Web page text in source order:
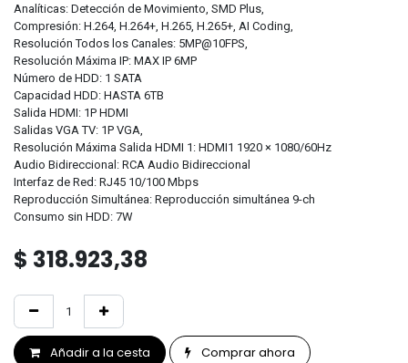
Analíticas: Detección de Movimiento, SMD Plus,
Compresión: H.264, H.264+, H.265, H.265+, AI Coding,
Resolución Todos los Canales: 5MP@10FPS,
Resolución Máxima IP: MAX IP 6MP
Número de HDD: 1 SATA
Capacidad HDD: HASTA 6TB
Salida HDMI: 1P HDMI
Salidas VGA TV: 1P VGA,
Resolución Máxima Salida HDMI 1: HDMI1 1920 × 1080/60Hz
Audio Bidireccional: RCA Audio Bidireccional
Interfaz de Red: RJ45 10/100 Mbps
Reproducción Simultánea: Reproducción simultánea 9-ch
Consumo sin HDD: 7W
$ 318.923,38
Añadir a la cesta Comprar ahora